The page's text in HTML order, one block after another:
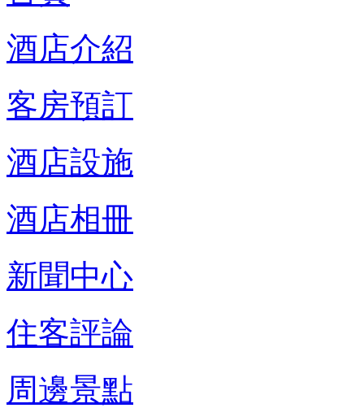
酒店介紹
客房預訂
酒店設施
酒店相冊
新聞中心
住客評論
周邊景點